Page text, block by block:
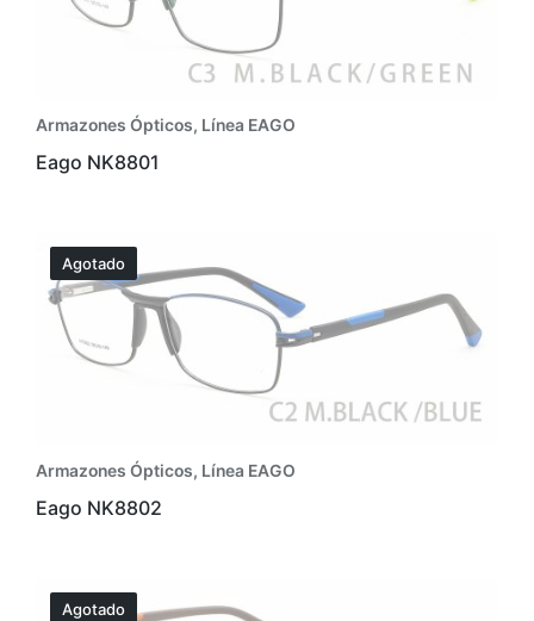
Armazones Ópticos, Línea EAGO
Eago NK8801
Agotado
Armazones Ópticos, Línea EAGO
Eago NK8802
Agotado